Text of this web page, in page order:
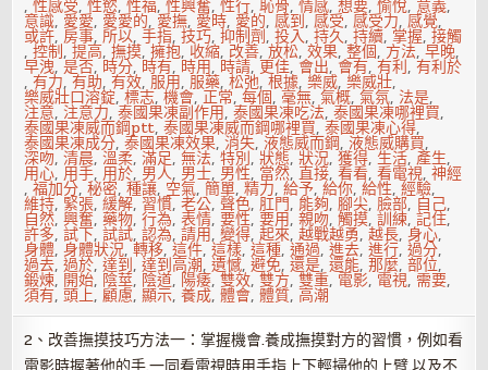
,性感受,性慾,性福,性興奮,性行,恥骨,情感,想要,愉悅, 意義,
意識, 愛愛, 愛愛的, 愛撫, 愛時, 愛的,感到,感受,感受力,感覺,
或許,房事,所以,手指,技巧,抑制劑,投入,持久,持續,掌握,接觸
,控制,提高,撫摸,擁抱, 收縮, 改善,放松,效果,整個, 方法,早晚,
早洩,是否, 時分, 時有, 時用, 時請, 更佳, 會出, 會有,有利,有利於
,有力,有助,有效,服用,服藥,松弛,根據,樂威,樂威壯,
樂威壯口溶錠,標志,機會,正常,每個,毫無,氣概,氣氛, 法是,
注意, 注意力,泰國果凍副作用,泰國果凍吃法,泰國果凍哪裡買,
泰國果凍威而鋼ptt,泰國果凍威而鋼哪裡買,泰國果凍心得,
泰國果凍成分,泰國果凍效果,消失,液態威而鋼,液態威購買,
深吻,清晨,溫柔,滿足,無法,特別,狀態,狀況,獲得,生活,產生,
用心, 用手, 用於, 男人, 男士, 男性, 當然,直接,看看,看電視,神經
,福加分,秘密,種讓, 空氣,簡單,精力,給予,給你,給性,經驗,
維持, 緊張,緩解, 習慣,老公,聲色,肛門, 能夠,腳尖,臉部, 自己,
自然,興奮,藥物,行為,表情,要性,要用,親吻,觸摸,訓練,記住,
許多,試下,試試,認為,請用,變得,起來,越戰越勇,越長,身心,
身體,身體狀況,轉移,這件,這樣,這種,通過,進去,進行,過分,
過去,過於,達到,達到高潮,遺憾,避免,還是,還能,那麼,部位,
鍛煉, 開始, 陰莖, 陰道, 陽痿,雙效,雙方,雙重, 電影, 電視, 需要,
須有,頭上,顧慮,顯示,養成,體會,體質,高潮
2、改善撫摸技巧方法一：掌握機會.養成撫摸對方的習慣，例如看